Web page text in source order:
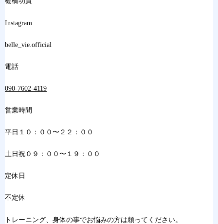
Instagram
belle_vie.official
電話
090-7602-4119
営業時間
平日１０：００〜２２：００
土日祝０９：００〜１９：００
定休日
不定休
トレーニング、身体の事でお悩みの方は頼ってください。